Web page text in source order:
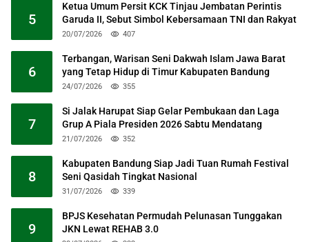
5
Ketua Umum Persit KCK Tinjau Jembatan Perintis
Garuda II, Sebut Simbol Kebersamaan TNI dan Rakyat
20/07/2026 407
6
Terbangan, Warisan Seni Dakwah Islam Jawa Barat
yang Tetap Hidup di Timur Kabupaten Bandung
24/07/2026 355
7
Si Jalak Harupat Siap Gelar Pembukaan dan Laga
Grup A Piala Presiden 2026 Sabtu Mendatang
21/07/2026 352
8
Kabupaten Bandung Siap Jadi Tuan Rumah Festival
Seni Qasidah Tingkat Nasional
31/07/2026 339
9
BPJS Kesehatan Permudah Pelunasan Tunggakan
JKN Lewat REHAB 3.0